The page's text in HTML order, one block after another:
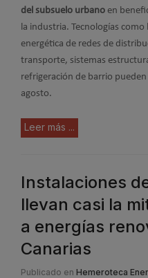
del subsuelo urbano en
la industria. Tecnologías
energética de redes de
transporte, sistemas
refrigeración de barrio
agosto.
Leer más ...
Instalaciones
llevan casi la
a energías
Canarias
Publicado en Hemeroteca